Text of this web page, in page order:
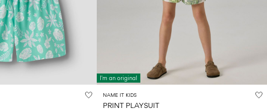
I'm an original
NAME IT KIDS
PRINT PLAYSUIT